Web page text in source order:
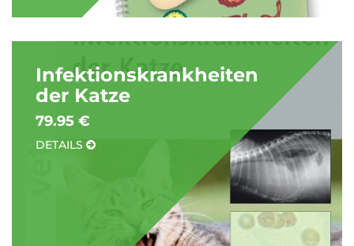
Infektionskrankheiten
der Katze
79.95 €
DETAILS